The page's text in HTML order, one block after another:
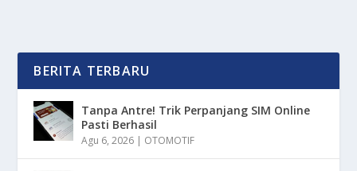
BERITA TERBARU
Tanpa Antre! Trik Perpanjang SIM Online
Pasti Berhasil
Agu 6, 2026 | OTOMOTIF